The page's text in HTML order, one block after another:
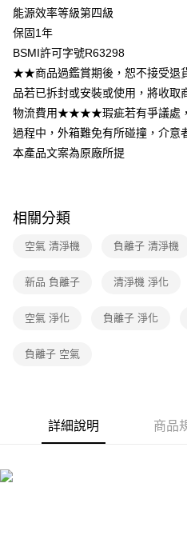
能源效率等級第四級
保固1年
BSMI許可字號R63298
★★商品過鑑賞期後，恕不接受退
品若已拆封或安裝或使用，將收取
物流費用★★★★瑕疵若有爭議處
過程中，外箱難免有所碰撞，介
本產品文案為原廠所提
相關分類
空氣 清淨機 負離子 清淨機
新品 負離子 清淨機 淨化
空氣 淨化 負離子 淨化
負離子 空氣
詳細說明 商品